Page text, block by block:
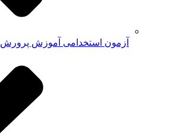
آزمون استخدامی آموزش پرورش